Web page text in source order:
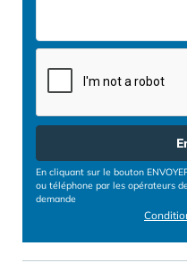
En cliquant sur le bouton
ou téléphone par les opérateurs
demande